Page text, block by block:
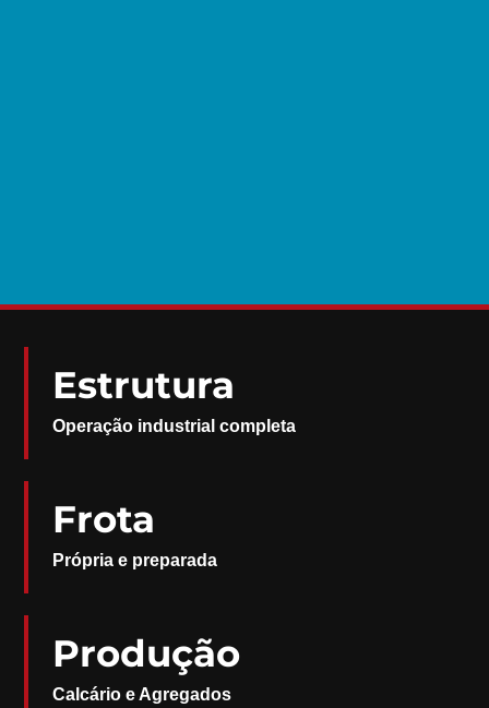
Estrutura
Operação industrial completa
Frota
Própria e preparada
Produção
Calcário e Agregados